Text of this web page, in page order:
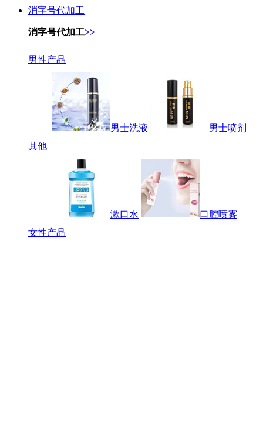
消字号代加工
消字号代加工>>
男性产品
男士洗液
男士喷剂
其他
漱口水
口腔喷雾
女性产品